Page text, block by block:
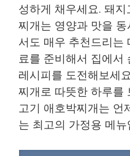
성하게 채우세요. 돼
찌개는 영양과 맛을
서도 매우 추천드리는
료를 준비해서 집에서
레시피를 도전해보세
찌개로 따뜻한 하루를
고기 애호박찌개는 언
는 최고의 가정용 메뉴